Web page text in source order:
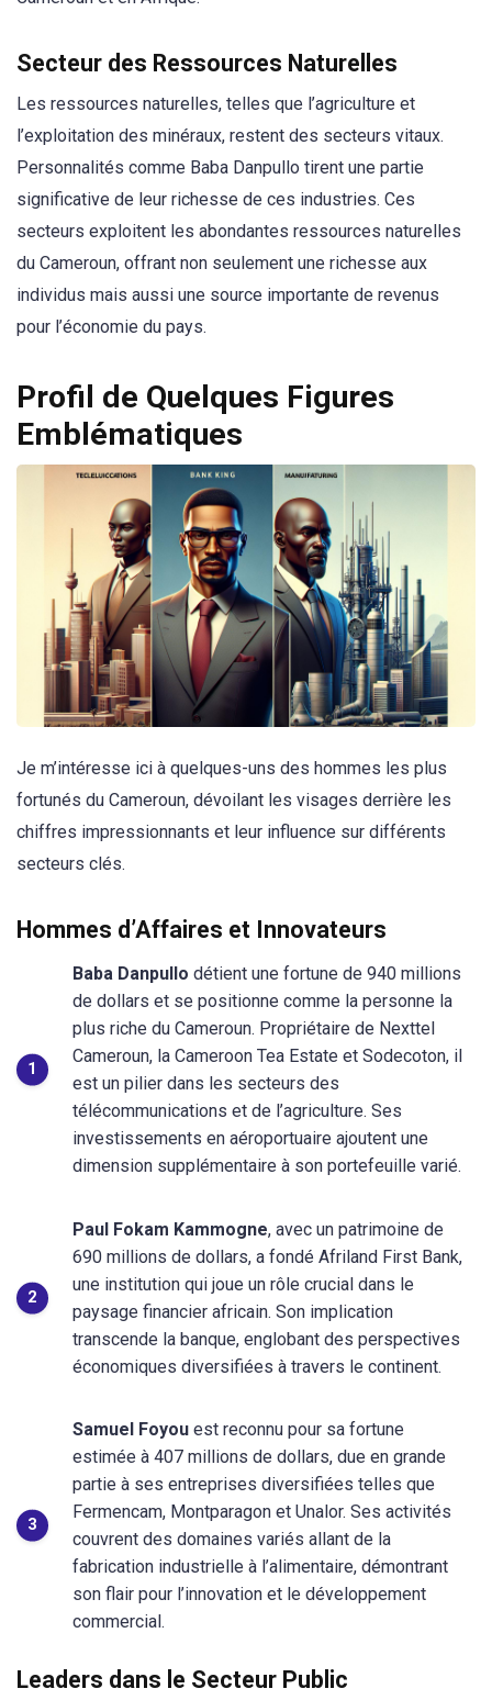
Secteur des Ressources Naturelles
Les ressources naturelles, telles que l’agriculture et
l’exploitation des minéraux, restent des secteurs vitaux.
Personnalités comme Baba Danpullo tirent une partie
significative de leur richesse de ces industries. Ces
secteurs exploitent les abondantes ressources naturelles
du Cameroun, offrant non seulement une richesse aux
individus mais aussi une source importante de revenus
pour l’économie du pays.
Profil de Quelques Figures
Emblématiques
Je m’intéresse ici à quelques-uns des hommes les plus
fortunés du Cameroun, dévoilant les visages derrière les
chiffres impressionnants et leur influence sur différents
secteurs clés.
Hommes d’Affaires et Innovateurs
Baba Danpullo détient une fortune de 940 millions
de dollars et se positionne comme la personne la
plus riche du Cameroun. Propriétaire de Nexttel
Cameroun, la Cameroon Tea Estate et Sodecoton, il
est un pilier dans les secteurs des
télécommunications et de l’agriculture. Ses
investissements en aéroportuaire ajoutent une
dimension supplémentaire à son portefeuille varié.
Paul Fokam Kammogne, avec un patrimoine de
690 millions de dollars, a fondé Afriland First Bank,
une institution qui joue un rôle crucial dans le
paysage financier africain. Son implication
transcende la banque, englobant des perspectives
économiques diversifiées à travers le continent.
Samuel Foyou est reconnu pour sa fortune
estimée à 407 millions de dollars, due en grande
partie à ses entreprises diversifiées telles que
Fermencam, Montparagon et Unalor. Ses activités
couvrent des domaines variés allant de la
fabrication industrielle à l’alimentaire, démontrant
son flair pour l’innovation et le développement
commercial.
Leaders dans le Secteur Public